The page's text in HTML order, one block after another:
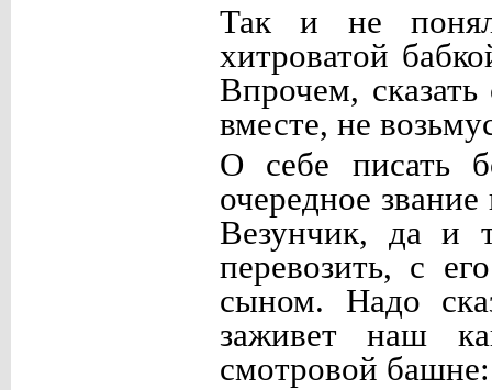
Так и не
хитроватой
Впрочем,
вместе, не
О себе писать
очередное
Везунчик, да и
перевозить, с
сыном. Надо
заживет наш
смотровой